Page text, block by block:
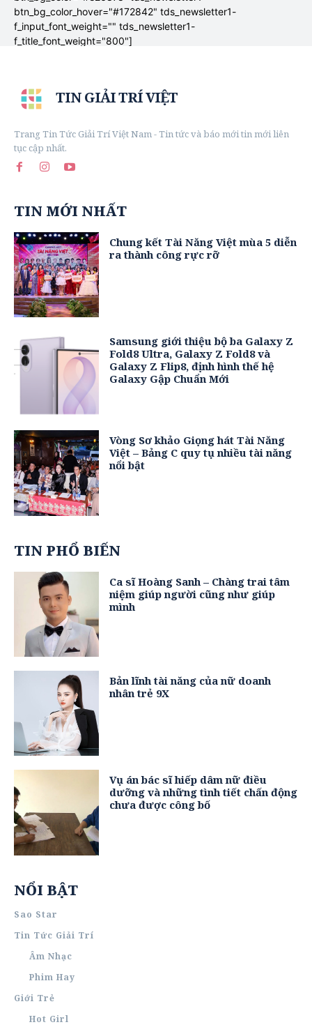
btn_bg_color_hover="#172842" tds_newsletter1-
f_input_font_weight="" tds_newsletter1-
f_title_font_weight="800"]
TIN GIẢI TRÍ VIỆT
Trang Tin Tức Giải Trí Việt Nam - Tin tức và báo mới tin mới liên
tục cập nhất.
TIN MỚI NHẤT
Chung kết Tài Năng Việt mùa 5 diễn
ra thành công rực rỡ
Samsung giới thiệu bộ ba Galaxy Z
Fold8 Ultra, Galaxy Z Fold8 và
Galaxy Z Flip8, định hình thế hệ
Galaxy Gập Chuẩn Mới
Vòng Sơ khảo Giọng hát Tài Năng
Việt – Bảng C quy tụ nhiều tài năng
nổi bật
TIN PHỔ BIẾN
Ca sĩ Hoàng Sanh – Chàng trai tâm
niệm giúp người cũng như giúp
mình
Bản lĩnh tài năng của nữ doanh
nhân trẻ 9X
Vụ án bác sĩ hiếp dâm nữ điều
dưỡng và những tình tiết chấn động
chưa được công bố
NỔI BẬT
Sao Star
Tin Tức Giải Trí
Âm Nhạc
Phim Hay
Giới Trẻ
Hot Girl